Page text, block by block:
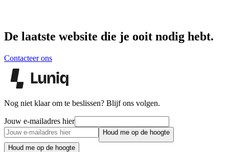
De laatste website die je ooit nodig hebt.
Contacteer ons
Nog niet klaar om te beslissen? Blijf ons volgen.
Jouw e-mailadres hier
Houd me op de hoogte
Houd me op de hoogte